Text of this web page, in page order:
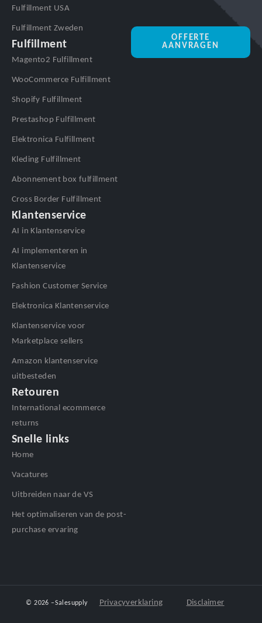
Fulfillment USA
Fulfillment Zweden
Fulfillment
Magento2 Fulfillment
WooCommerce Fulfillment
Shopify Fulfillment
Prestashop Fulfillment
Elektronica Fulfillment
Kleding Fulfillment
Abonnement box fulfillment
Cross Border Fulfillment
Klantenservice
AI in Klantenservice
AI implementeren in
Klantenservice
Fashion Customer Service
Elektronica Klantenservice
Klantenservice voor
Marketplace sellers
Amazon klantenservice
uitbesteden
Retouren
International ecommerce
returns
Snelle links
Home
Vacatures
Uitbreiden naar de VS
Het optimaliseren van de post-
purchase ervaring
OFFERTE
AANVRAGEN
© 2026 –Salesupply Privacyverklaring Disclaimer